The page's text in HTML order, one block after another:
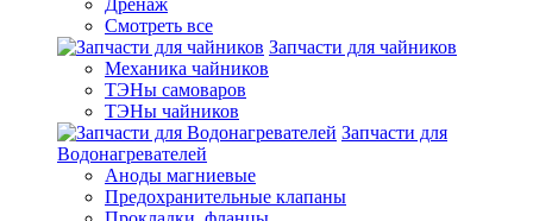
Дренаж
Смотреть все
Запчасти для чайников
Механика чайников
ТЭНы самоваров
ТЭНы чайников
Запчасти для
Водонагревателей
Аноды магниевые
Предохранительные клапаны